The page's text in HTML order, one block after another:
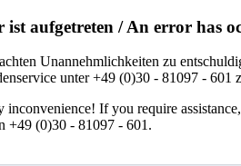
ist aufgetreten / An error has
Unannehmlichkeiten zu
unter +49 (0)30 - 81097 - 601
inconvenience! If you require
+49 (0)30 - 81097 - 601.